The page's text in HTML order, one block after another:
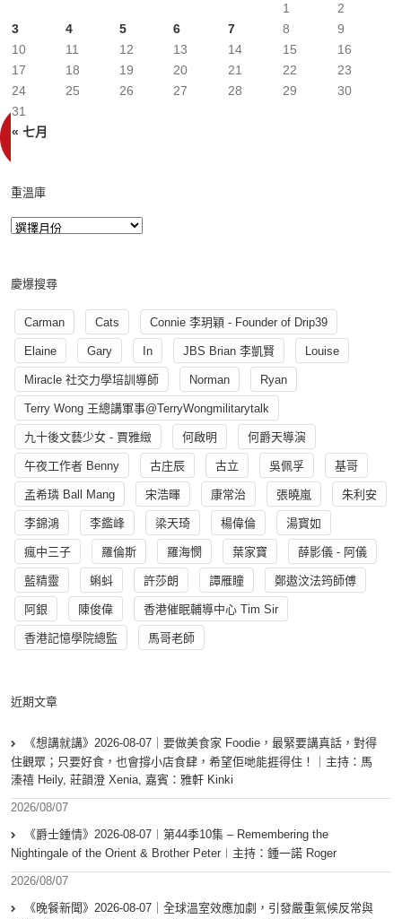
« 七月
1
2
3
4 5 6 7 8
9
10
11 12 13 14 15
16
17
18 19 20 21 22
23
24
25 26 27 28 29
30
31
重溫庫
慶爆搜尋
Carman Cats Connie 李玥穎 - Founder of Drip39
Elaine Gary In JBS Brian 李凱賢 Louise
Miracle 社交力學培訓導師 Norman Ryan
Terry Wong 王總講軍事@TerryWongmilitarytalk
九十後文藝少女 - 賈雅緻 何啟明 何爵天導演
午夜工作者 Benny 古庄辰 古立 吳佩孚 基哥
孟希璘 Ball Mang 宋浩暉 康常治 張曉嵐 朱利安
李錦鴻 李鑑峰 梁天琦 楊偉倫 湯寳如
瘋中三子 羅倫斯 羅海憫 葉家寶 薛影儀 - 阿儀
藍精靈 蝌蚪 許莎朗 譚雁瞳 鄭遨汶法筠師傅
阿銀 陳俊偉 香港催眠輔導中心 Tim Sir
香港記憶學院總監 馬哥老師
近期文章
《想講就講》2026-08-07｜要做美食家 Foodie，最緊要講真話，對得
住觀眾；只要好食，也會撐小店食肆，希望佢哋能捱得住！｜主持：馬
溱禧 Heily, 莊韻澄 Xenia, 嘉賓：雅軒 Kinki
2026/08/07
《爵士鍾情》2026-08-07︱第44季10集 – Remembering the
Nightingale of the Orient & Brother Peter︱主持：鍾一諾 Roger
2026/08/07
《晚餐新聞》2026-08-07｜全球溫室效應加劇，引發嚴重氣候反常與